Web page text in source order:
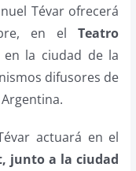
Tévar ofrecerá
en elTeatro
en la ciudad de la
difusores de
actuará en el
junto a la ciudad